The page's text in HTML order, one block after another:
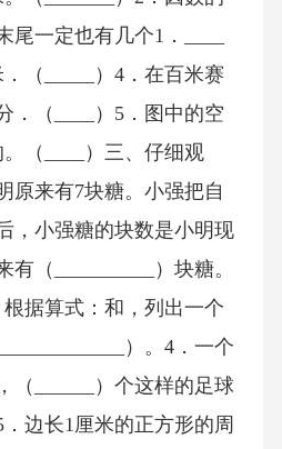
一定也有几个1．____
．（_____）4．在百米赛
．（____）5．图中的空
（____）三、仔细观
原来有7块糖。小强把自
，小强糖的块数是小明现
（__________）块糖。
据算式：和，列出一个
）。4．一个
（______）个这样的足球
边长1厘米的正方形的周